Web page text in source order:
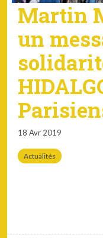
Martin
un
18 Avr 2019
Actualités